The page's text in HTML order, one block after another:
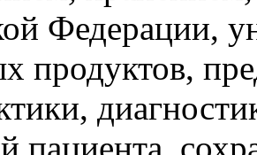
Федерации,
продуктов,